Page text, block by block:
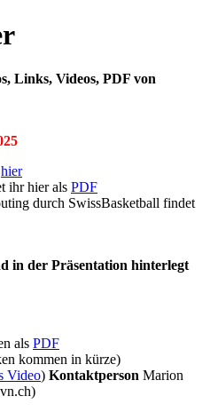
Links, Videos, PDF von
hier
ihr hier als PDF
durch SwissBasketball findet
in der Präsentation hinterlegt
als PDF
kommen in kürze)
Video) Kontaktperson Marion